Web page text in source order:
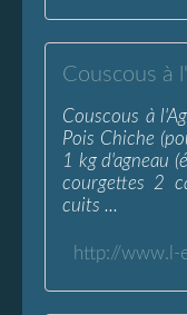
Couscous à
Pois Chiche
1 kg d'agneau
courgettes 2
cuits ...